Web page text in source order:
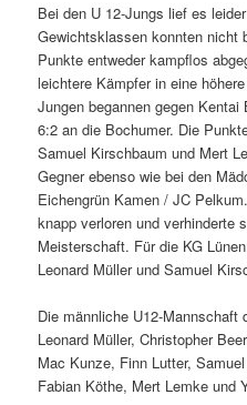
Bei den U 12-Jungs lief es
Gewichtsklassen konnten nicht
Punkte entweder kampflos
leichtere Kämpfer in eine
Jungen begannen gegen
6:2 an die Bochumer. Die
Samuel Kirschbaum und Mert
Gegner ebenso wie bei den
Eichengrün Kamen / JC
knapp verloren und verhinderte
Meisterschaft. Für die KG
Leonard Müller und Samuel
Die männliche U12-Mannschaft
Leonard Müller, Christopher
Mac Kunze, Finn Lutter,
Fabian Köthe, Mert Lemke und